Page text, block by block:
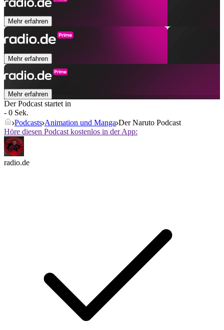
Mehr erfahren
Mehr erfahren
Mehr erfahren
Der Podcast startet in
- 0 Sek.
Podcasts Animation und Manga Der Naruto Podcast
Höre diesen Podcast kostenlos in der App:
radio.de